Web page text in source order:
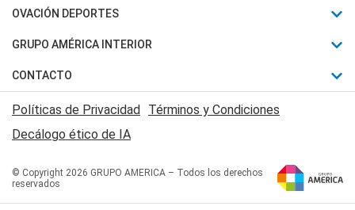
Política
Judiciales
Economia
Horóscopo
Motores
Trucos caseros
Series y Películas
Edictos y Solicitadas
OVACIÓN DEPORTES
Fútbol
Mundial
Automovilismo
Rugby
Básquet
GRUPO AMÉRICA INTERIOR
Canal 7 en Vivo
San Juan 8
CONTACTO
Acerca de Nosotros
Contactanos
Políticas de Privacidad Términos y Condiciones
Decálogo ético de IA
© Copyright 2026 GRUPO AMERICA – Todos los derechos
reservados